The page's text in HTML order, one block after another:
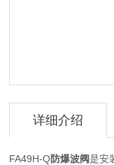
详细介绍
FA49H-Q防爆波阀是安